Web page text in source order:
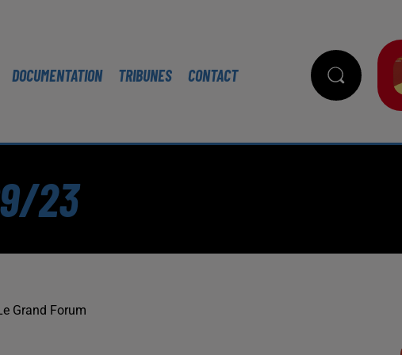
DOCUMENTATION TRIBUNES CONTACT
23
Grand Forum